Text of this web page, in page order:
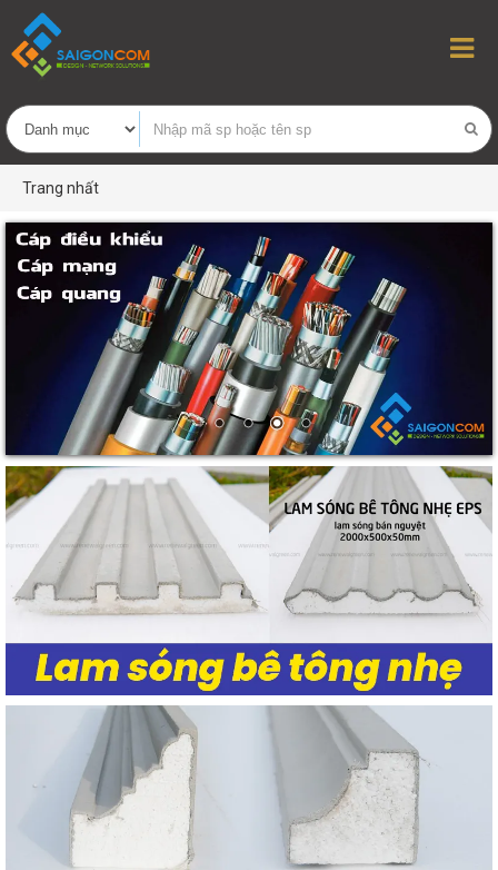
Trang nhất